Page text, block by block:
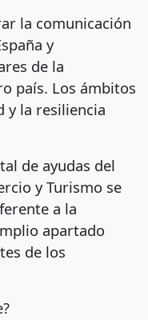
la comunicación
y
de la
país. Los ámbitos
y la resiliencia
de ayudas del
y Turismo se
a la
apartado
de los